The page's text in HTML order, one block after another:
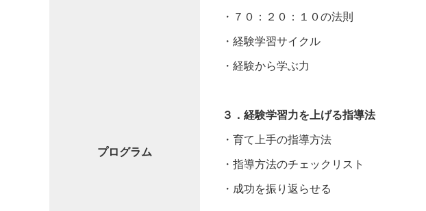
プログラム
・７０：２０：１０の法則
・経験学習サイクル
・経験から学ぶ力
３．経験学習力を上げる指導法
・育て上手の指導方法
・指導方法のチェックリスト
・成功を振り返らせる